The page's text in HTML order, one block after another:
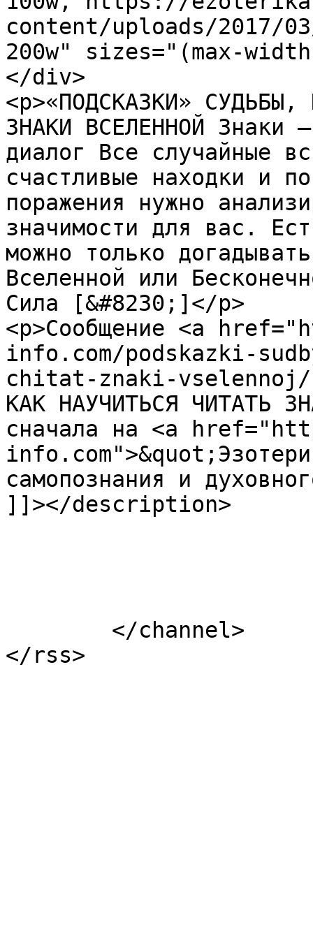
content/uploads/2017/
200w" sizes="(max-
</div>
<p>«ПОДСКАЗКИ»
ЗНАКИ ВСЕЛЕННОЙ Знаки
диалог Все случайные
счастливые находки и
поражения нужно
значимости для вас.
можно только
Вселенной или
Сила [&#8230;]</p>
<p>Сообщение <a
info.com/podskazki-
chitat-znaki-vselennoj/
КАК НАУЧИТЬСЯ ЧИТАТЬ
сначала на <a
самопознания и
]]></description>
</rss>